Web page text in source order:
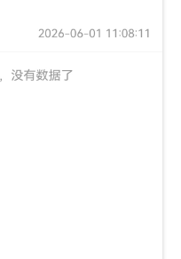
（秒）
同一号码每天最大